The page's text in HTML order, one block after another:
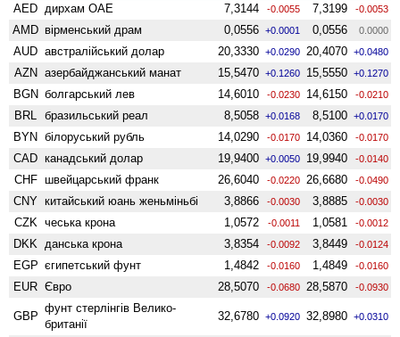
AED дирхам ОАЕ 7,3144 -0.0055 7,3199 -0.0053
AMD вiрменський драм 0,0556 +0.0001 0,0556 0.0000
AUD австралійський долар 20,3330 +0.0290 20,4070 +0.0480
AZN азербайджанський манат 15,5470 +0.1260 15,5550 +0.1270
BGN болгарський лев 14,6010 -0.0230 14,6150 -0.0210
BRL бразильський реал 8,5058 +0.0168 8,5100 +0.0170
BYN білоруський рубль 14,0290 -0.0170 14,0360 -0.0170
CAD канадський долар 19,9400 +0.0050 19,9940 -0.0140
CHF швейцарський франк 26,6040 -0.0220 26,6680 -0.0490
CNY китайський юань женьмiньбi 3,8866 -0.0030 3,8885 -0.0030
CZK чеська крона 1,0572 -0.0011 1,0581 -0.0012
DKK данська крона 3,8354 -0.0092 3,8449 -0.0124
EGP єгипетський фунт 1,4842 -0.0160 1,4849 -0.0160
EUR Євро 28,5070 -0.0680 28,5870 -0.0930
GBP
фунт стерлінгів Велико­
британії
32,6780 +0.0920 32,8980 +0.0310